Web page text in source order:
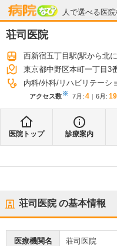
人で選べる医
病院なび
荘司医院
西新宿五丁目駅(駅から北
東京都中野区本町一丁目3
内科 外科 リハビリテーシ
アクセス数※ 7月 : 4 6月 : 19
医院トップ 診療案内
荘司医院の基本情報
医療機関名 荘司医院